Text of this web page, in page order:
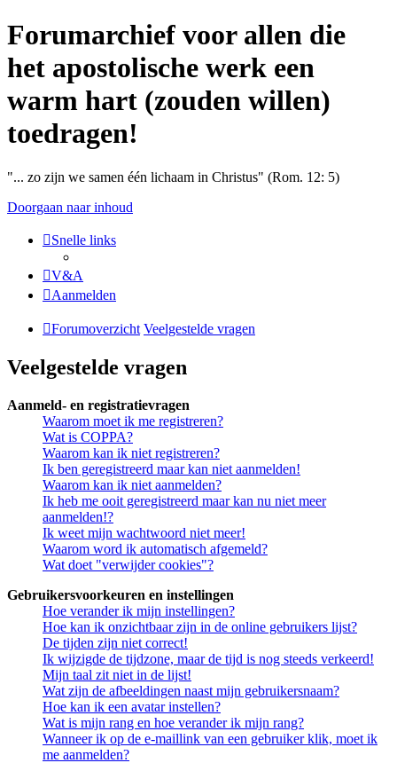
Forumarchief voor allen die
het apostolische werk een
warm hart (zouden willen)
toedragen!
"... zo zijn we samen één lichaam in Christus" (Rom. 12: 5)
Doorgaan naar inhoud
Snelle links
V&A
Aanmelden
Forumoverzicht Veelgestelde vragen
Veelgestelde vragen
Aanmeld- en registratievragen
Waarom moet ik me registreren?
Wat is COPPA?
Waarom kan ik niet registreren?
Ik ben geregistreerd maar kan niet aanmelden!
Waarom kan ik niet aanmelden?
Ik heb me ooit geregistreerd maar kan nu niet meer
aanmelden!?
Ik weet mijn wachtwoord niet meer!
Waarom word ik automatisch afgemeld?
Wat doet "verwijder cookies"?
Gebruikersvoorkeuren en instellingen
Hoe verander ik mijn instellingen?
Hoe kan ik onzichtbaar zijn in de online gebruikers lijst?
De tijden zijn niet correct!
Ik wijzigde de tijdzone, maar de tijd is nog steeds verkeerd!
Mijn taal zit niet in de lijst!
Wat zijn de afbeeldingen naast mijn gebruikersnaam?
Hoe kan ik een avatar instellen?
Wat is mijn rang en hoe verander ik mijn rang?
Wanneer ik op de e-maillink van een gebruiker klik, moet ik
me aanmelden?